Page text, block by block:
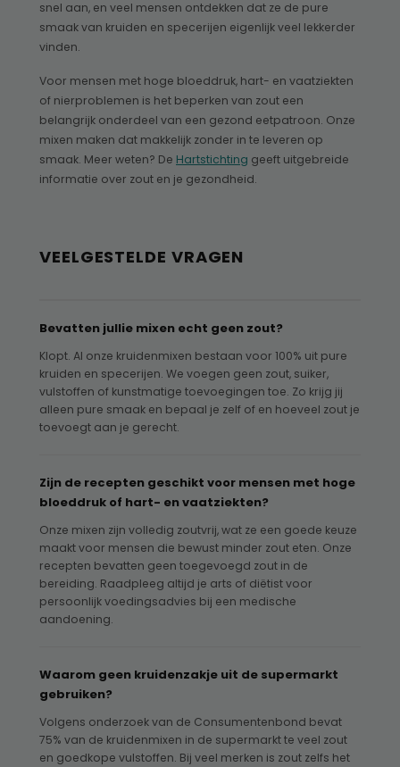
snel aan, en veel mensen ontdekken dat ze de pure
smaak van kruiden en specerijen eigenlijk veel lekkerder
vinden.
Voor mensen met hoge bloeddruk, hart- en vaatziekten
of nierproblemen is het beperken van zout een
belangrijk onderdeel van een gezond eetpatroon. Onze
mixen maken dat makkelijk zonder in te leveren op
smaak. Meer weten? De Hartstichting geeft uitgebreide
informatie over zout en je gezondheid.
VEELGESTELDE VRAGEN
Bevatten jullie mixen echt geen zout?
Klopt. Al onze kruidenmixen bestaan voor 100% uit pure
kruiden en specerijen. We voegen geen zout, suiker,
vulstoffen of kunstmatige toevoegingen toe. Zo krijg jij
alleen pure smaak en bepaal je zelf of en hoeveel zout je
toevoegt aan je gerecht.
Zijn de recepten geschikt voor mensen met hoge
bloeddruk of hart- en vaatziekten?
Onze mixen zijn volledig zoutvrij, wat ze een goede keuze
maakt voor mensen die bewust minder zout eten. Onze
recepten bevatten geen toegevoegd zout in de
bereiding. Raadpleeg altijd je arts of diëtist voor
persoonlijk voedingsadvies bij een medische
aandoening.
Waarom geen kruidenzakje uit de supermarkt
gebruiken?
Volgens onderzoek van de Consumentenbond bevat
75% van de kruidenmixen in de supermarkt te veel zout
en goedkope vulstoffen. Bij veel merken is zout zelfs het